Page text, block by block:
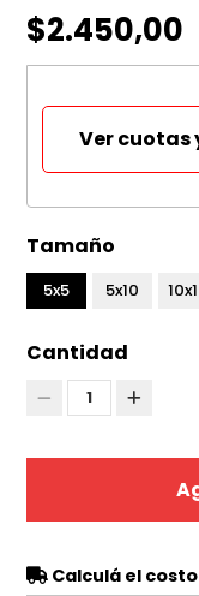
$2.450,00
Ver cuotas
Tamaño
5x5 5x10
Cantidad
1
Calculá el